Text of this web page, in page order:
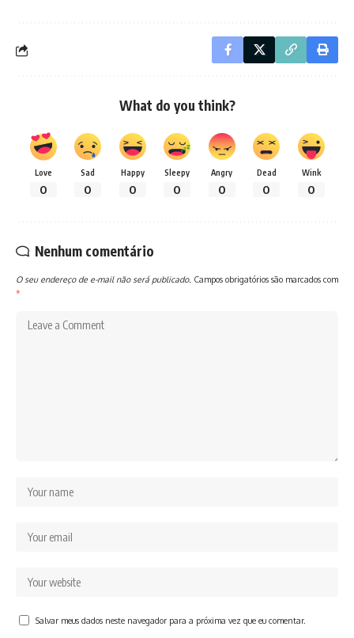
What do you think?
Love
0
Sad
0
Happy
0
Sleepy
0
Angry
0
Dead
0
Wink
0
Nenhum comentário
O seu endereço de e-mail não será publicado. Campos obrigatórios são marcados com
*
Salvar meus dados neste navegador para a próxima vez que eu comentar.